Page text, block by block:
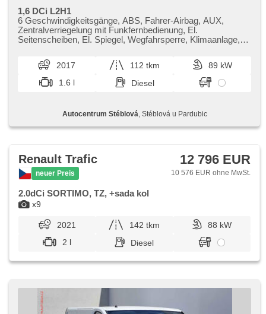
1,6 DCi L2H1
6 Geschwindigkeitsgänge, ABS, Fahrer-Airbag, AUX,
Zentralverriegelung mit Funkfernbedienung, El.
Seitenscheiben, El. Spiegel, Wegfahrsperre, Klimaanlage,
Drehzahlmesser, Bordcomputer, parkovací senzory zadní,
Servolenkung, Antriebsschlupfregelung (ASR),
Abnutzungssensor des Bremsbelages, Elektronisches
Stabilitätsprogramm (ESP), Tempomat, Getönte Scheiben,
2017 112 tkm
89 kW
1.6 l
Diesel
Autocentrum Stéblová , Stéblová u Pardubic
x9
Renault Trafic
neuer Preis
12 796 EUR
10 576 EUR ohne MwSt.
2.0dCi SORTIMO, TZ, +sada kol
2021 142 tkm
88 kW
2 l
Diesel